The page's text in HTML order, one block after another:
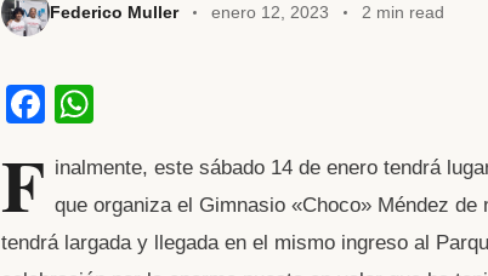
Federico Muller enero 12, 2023 2 min read
F
c
e
b
at
s
A
F inalmente, este sábado 14 de enero tendrá
que organiza el Gimnasio «Choco» Méndez
tendrá largada y llegada en el mismo ingreso al